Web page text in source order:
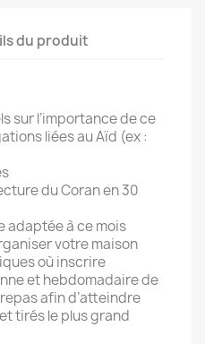
du produit
sur l’importance de ce
liées au Aïd (ex :
du Coran en 30
adaptée à ce mois
votre maison
où inscrire
et hebdomadaire de
afin d’atteindre
tirés le plus grand